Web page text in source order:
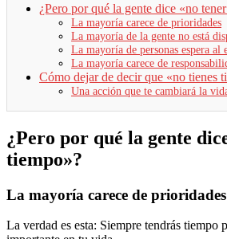
¿Pero por qué la gente dice «no
La mayoría carece de prioridades
La mayoría de la gente no está
La mayoría de personas espera al
La mayoría carece de
Cómo dejar de decir que «no tienes
Una acción que te cambiará la
¿Pero por qué la gente
tiempo»?
La mayoría carece de prioridades
La verdad es esta: Siempre tendrás tiempo